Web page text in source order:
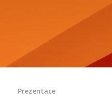
Prezentace